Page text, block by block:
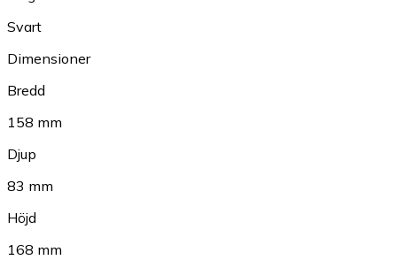
Svart
Dimensioner
Bredd
158 mm
Djup
83 mm
Höjd
168 mm